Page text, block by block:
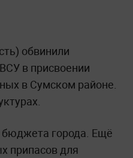
обвинили
в присвоении
в Сумском районе.
бюджета города. Ещё
припасов для